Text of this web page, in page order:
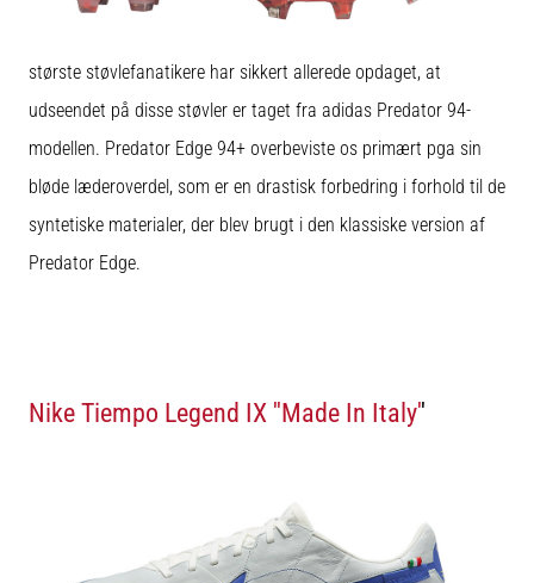
største støvlefanatikere har sikkert allerede opdaget, at
udseendet på disse støvler er taget fra adidas Predator 94-
modellen. Predator Edge 94+ overbeviste os primært pga sin
bløde læderoverdel, som er en drastisk forbedring i forhold til de
syntetiske materialer, der blev brugt i den klassiske version af
Predator Edge.
Nike Tiempo Legend IX ''Made In Italy''